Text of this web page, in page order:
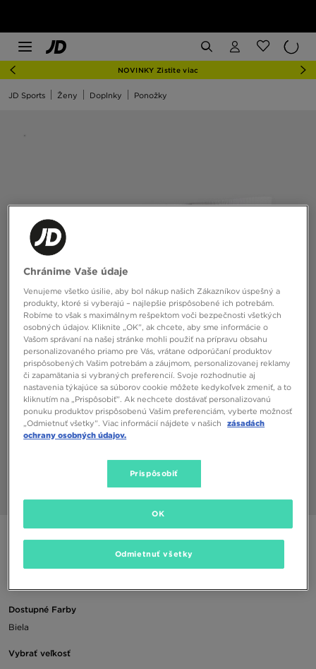
NOVINKY Zistite viac
JD Sports Ženy Doplnky Ponožky
Dostupné Farby
Biela
Vybrať veľkosť
Chránime Vaše údaje
Venujeme všetko úsilie, aby bol nákup našich Zákazníkov úspešný a
produkty, ktoré si vyberajú – najlepšie prispôsobené ich potrebám.
Robíme to však s maximálnym rešpektom voči bezpečnosti všetkých
osobných údajov. Kliknite „OK”, ak chcete, aby sme informácie o
Vašom správaní na našej stránke mohli použiť na prípravu obsahu
personalizovaného priamo pre Vás, vrátane odporúčaní produktov
prispôsobených Vašim potrebám a záujmom, personalizovanej reklamy
či zapamätania si vybraných preferencií. Svoje rozhodnutie aj
nastavenia týkajúce sa súborov cookie môžete kedykoľvek zmeniť, a to
kliknutím na „Prispôsobiť”. Ak nechcete dostávať personalizovanú
ponuku produktov prispôsobenú Vašim preferenciám, vyberte možnosť
„Odmietnuť všetky”. Viac informácií nájdete v našich
zásadách
ochrany osobných údajov.
Prispôsobiť
Odmietnuť všetky
OK